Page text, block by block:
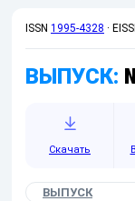
ISSN 1995-4328 ·
ВЫПУСК:
Скачать
ВЫПУСК